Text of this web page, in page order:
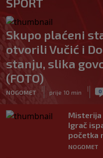
Skupo plaćeni
otvorili Vučić i
stanju, slika
(FOTO)
NOGOMET
|
prije 10 min
| 0
Misterija
Igrač
početka
NOGOMET